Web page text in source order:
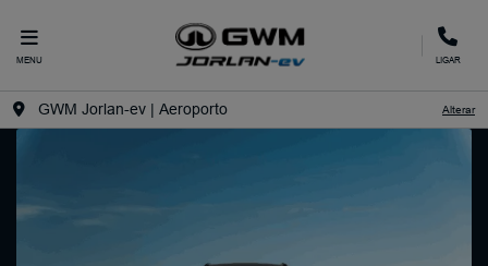
MENU LIGAR
GWM Jorlan-ev | Aeroporto Alterar